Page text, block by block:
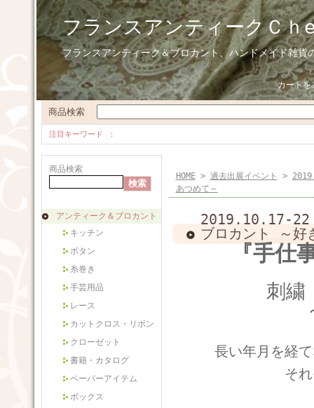
フランスアンティークＣｈ
フランスアンティーク＆ブロカント、ハンドメイド雑貨
カートを
商品検索
注目キーワード
商品検索
アンティーク＆ブロカント
キッチン
ボタン
糸巻き
手芸用品
レース
カットクロス・リボン
クローゼット
書籍・カタログ
ペーパーアイテム
ボックス
HOME> 過去出展イベント >
あつめて～
2019.10.17-22
ブロカント ～好
『手仕
刺繍
長い年月を経
そ